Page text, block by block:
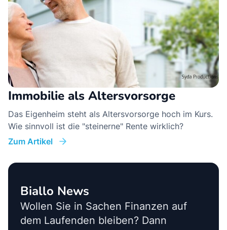
Immobilie als Altersvorsorge
Das Eigenheim steht als Altersvorsorge hoch im Kurs.
Wie sinnvoll ist die "steinerne" Rente wirklich?
Zum Artikel
Biallo News
Wollen Sie in Sachen Finanzen auf
dem Laufenden bleiben? Dann